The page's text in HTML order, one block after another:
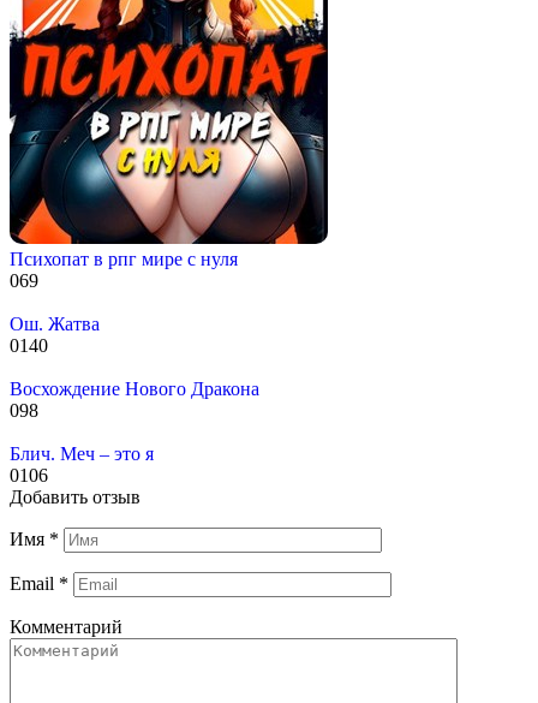
Психопат в рпг мире с нуля
069
Ош. Жатва
0140
Восхождение Нового Дракона
098
Блич. Меч – это я
0106
Добавить отзыв
Имя *
Email *
Комментарий